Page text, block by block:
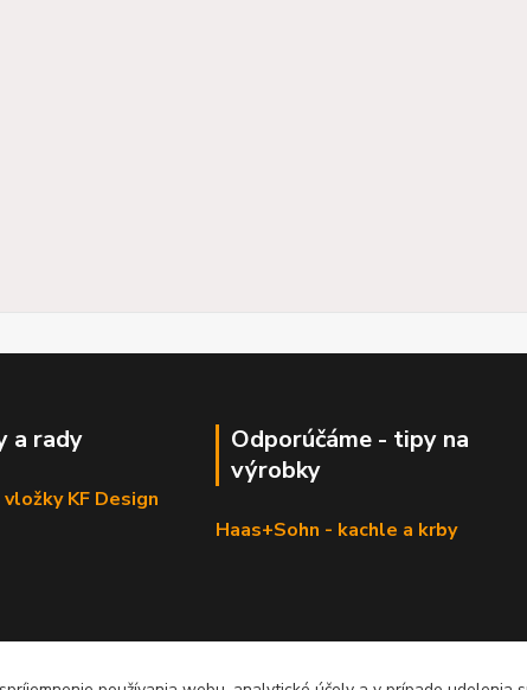
a rady
KF Design
Odporúčáme - tipy na
výrobky
Haas+Sohn - kachle a krby